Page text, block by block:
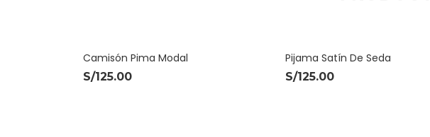
Camisón Pima Modal
S/125.00
Pijama Satín De Seda
S/125.00